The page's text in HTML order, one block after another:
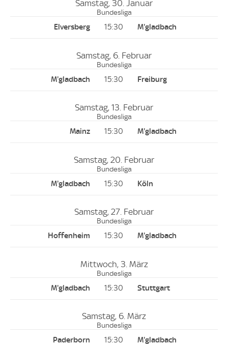
Samstag, 30. Januar
Bundesliga
15:30
Samstag, 6. Februar
Bundesliga
15:30
Samstag, 13. Februar
Bundesliga
15:30
Samstag, 20. Februar
Bundesliga
15:30
Samstag, 27. Februar
Bundesliga
15:30
Mittwoch, 3. März
Bundesliga
15:30
Samstag, 6. März
Bundesliga
15:30